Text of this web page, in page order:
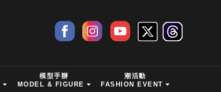
模型手辦
MODEL & FIGURE
潮活動
FASHION EVENT